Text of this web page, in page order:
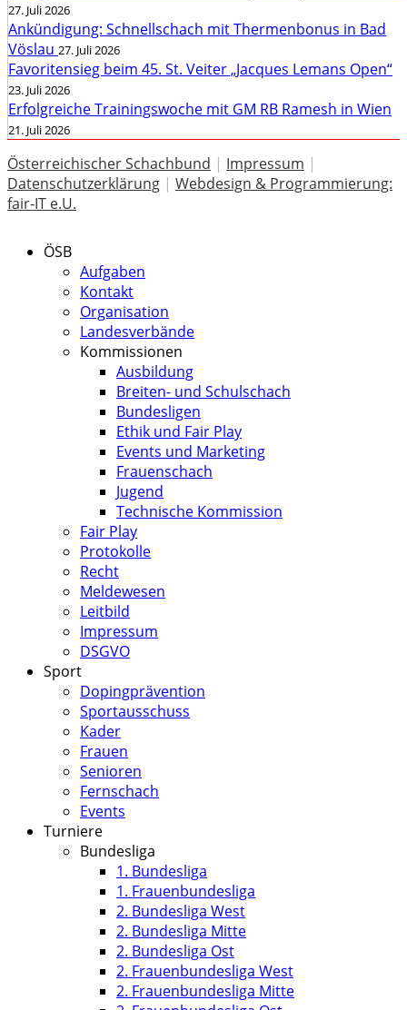
27. Juli 2026
Ankündigung: Schnellschach mit Thermenbonus in Bad
Vöslau 27. Juli 2026
Favoritensieg beim 45. St. Veiter „Jacques Lemans Open“
23. Juli 2026
Erfolgreiche Trainingswoche mit GM RB Ramesh in Wien
21. Juli 2026
Österreichischer Schachbund | Impressum |
Datenschutzerklärung | Webdesign & Programmierung:
fair-IT e.U.
ÖSB
Aufgaben
Kontakt
Organisation
Landesverbände
Kommissionen
Ausbildung
Breiten- und Schulschach
Bundesligen
Ethik und Fair Play
Events und Marketing
Frauenschach
Jugend
Technische Kommission
Fair Play
Protokolle
Recht
Meldewesen
Leitbild
Impressum
DSGVO
Sport
Dopingprävention
Sportausschuss
Kader
Frauen
Senioren
Fernschach
Events
Turniere
Bundesliga
1. Bundesliga
1. Frauenbundesliga
2. Bundesliga West
2. Bundesliga Mitte
2. Bundesliga Ost
2. Frauenbundesliga West
2. Frauenbundesliga Mitte